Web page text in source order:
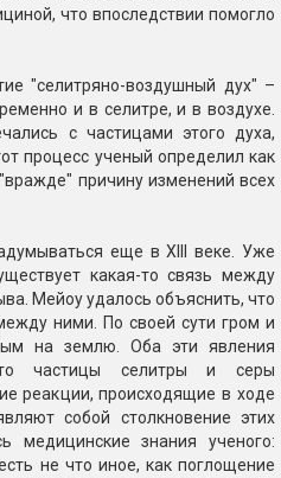
что впоследствии помогло
"селитряно-воздушный дух" –
и в селитре, и в воздухе.
с частицами этого духа,
процесс ученый определил как
причину изменений всех
еще в XIII веке. Уже
какая-то связь между
Мейоу удалось объяснить, что
ними. По своей сути гром и
на землю. Оба эти явления
частицы селитры и серы
реакции, происходящие в ходе
собой столкновение этих
медицинские знания ученого:
не что иное, как поглощение